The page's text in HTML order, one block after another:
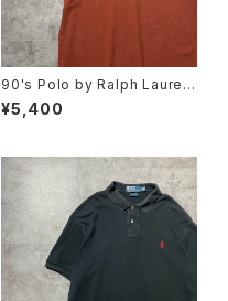
90's Polo by Ralph Lauren
ポロバイラルフローレン 刺繍
ワンポイント ポニー ブラウ
¥5,400